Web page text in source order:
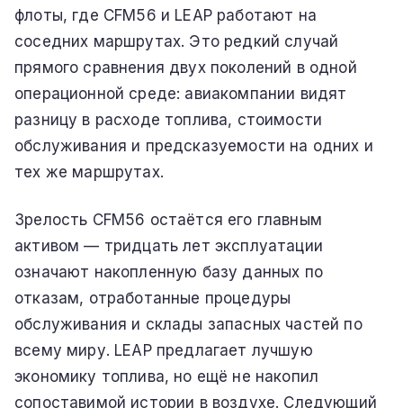
флоты, где CFM56 и LEAP работают на
соседних маршрутах. Это редкий случай
прямого сравнения двух поколений в одной
операционной среде: авиакомпании видят
разницу в расходе топлива, стоимости
обслуживания и предсказуемости на одних и
тех же маршрутах.
Зрелость CFM56 остаётся его главным
активом — тридцать лет эксплуатации
означают накопленную базу данных по
отказам, отработанные процедуры
обслуживания и склады запасных частей по
всему миру. LEAP предлагает лучшую
экономику топлива, но ещё не накопил
сопоставимой истории в воздухе. Следующий